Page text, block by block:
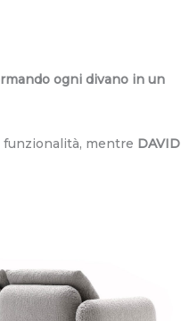
ogni divano in un
mentre DAVID